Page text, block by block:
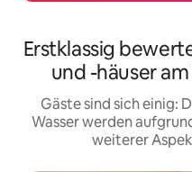
Erstklassig
und -häuser
Gäste sind sich einig:
Wasser werden
weiterer